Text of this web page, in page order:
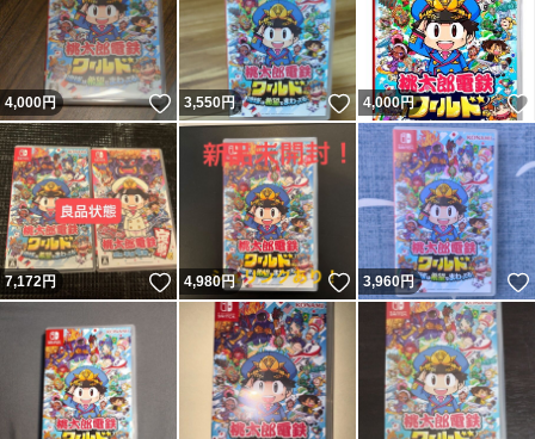
4,000円 いいね！
3,550円 いいね！
4,000円
7,172円 いいね！
4,980円 いいね！
3,960円